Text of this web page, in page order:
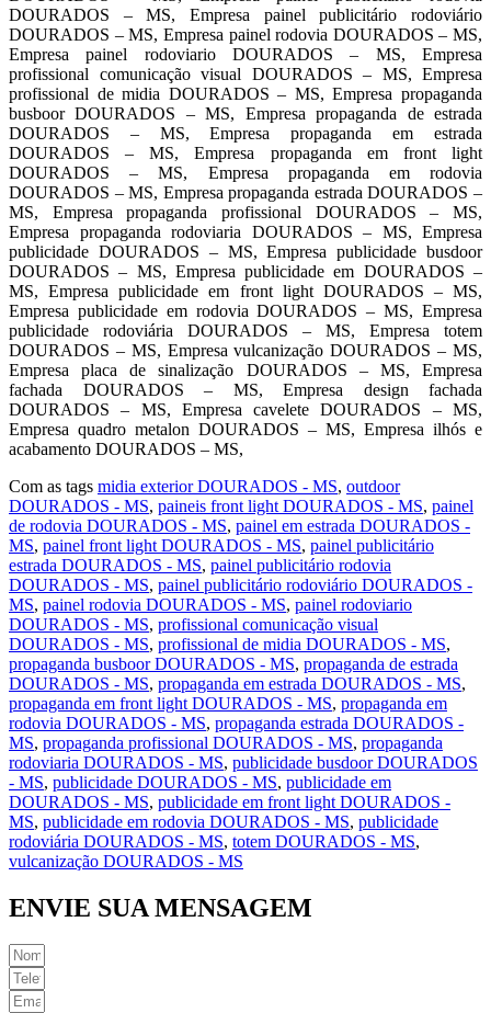
DOURADOS – MS, Empresa painel publicitário rodoviário
DOURADOS – MS, Empresa painel rodovia DOURADOS – MS,
Empresa painel rodoviario DOURADOS – MS, Empresa
profissional comunicação visual DOURADOS – MS, Empresa
profissional de midia DOURADOS – MS, Empresa propaganda
busboor DOURADOS – MS, Empresa propaganda de estrada
DOURADOS – MS, Empresa propaganda em estrada
DOURADOS – MS, Empresa propaganda em front light
DOURADOS – MS, Empresa propaganda em rodovia
DOURADOS – MS, Empresa propaganda estrada DOURADOS –
MS, Empresa propaganda profissional DOURADOS – MS,
Empresa propaganda rodoviaria DOURADOS – MS, Empresa
publicidade DOURADOS – MS, Empresa publicidade busdoor
DOURADOS – MS, Empresa publicidade em DOURADOS –
MS, Empresa publicidade em front light DOURADOS – MS,
Empresa publicidade em rodovia DOURADOS – MS, Empresa
publicidade rodoviária DOURADOS – MS, Empresa totem
DOURADOS – MS, Empresa vulcanização DOURADOS – MS,
Empresa placa de sinalização DOURADOS – MS, Empresa
fachada DOURADOS – MS, Empresa design fachada
DOURADOS – MS, Empresa cavelete DOURADOS – MS,
Empresa quadro metalon DOURADOS – MS, Empresa ilhós e
acabamento DOURADOS – MS,
Com as tags midia exterior DOURADOS - MS, outdoor
DOURADOS - MS, paineis front light DOURADOS - MS, painel
de rodovia DOURADOS - MS, painel em estrada DOURADOS -
MS, painel front light DOURADOS - MS, painel publicitário
estrada DOURADOS - MS, painel publicitário rodovia
DOURADOS - MS, painel publicitário rodoviário DOURADOS -
MS, painel rodovia DOURADOS - MS, painel rodoviario
DOURADOS - MS, profissional comunicação visual
DOURADOS - MS, profissional de midia DOURADOS - MS,
propaganda busboor DOURADOS - MS, propaganda de estrada
DOURADOS - MS, propaganda em estrada DOURADOS - MS,
propaganda em front light DOURADOS - MS, propaganda em
rodovia DOURADOS - MS, propaganda estrada DOURADOS -
MS, propaganda profissional DOURADOS - MS, propaganda
rodoviaria DOURADOS - MS, publicidade busdoor DOURADOS
- MS, publicidade DOURADOS - MS, publicidade em
DOURADOS - MS, publicidade em front light DOURADOS -
MS, publicidade em rodovia DOURADOS - MS, publicidade
rodoviária DOURADOS - MS, totem DOURADOS - MS,
vulcanização DOURADOS - MS
ENVIE SUA MENSAGEM